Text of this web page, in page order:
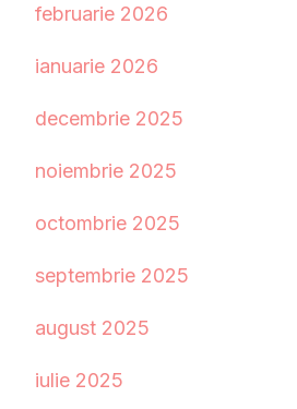
februarie 2026
ianuarie 2026
decembrie 2025
noiembrie 2025
octombrie 2025
septembrie 2025
august 2025
iulie 2025